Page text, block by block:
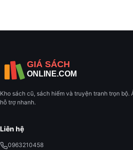
Kho sách cũ, sách hiếm và truyện tranh trọn bộ.
hỗ trợ nhanh.
Liên hệ
0963210458